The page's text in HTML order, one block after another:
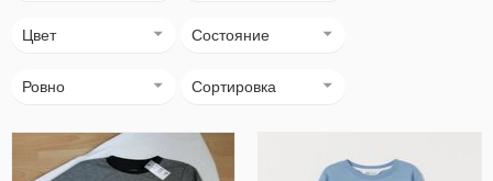
Цвет Состояние
Ровно Сортировка